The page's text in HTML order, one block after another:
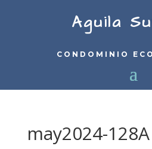
Aguila
CONDOMINIO
may2024-128A